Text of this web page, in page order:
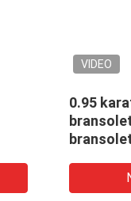
VIDEO
0.95